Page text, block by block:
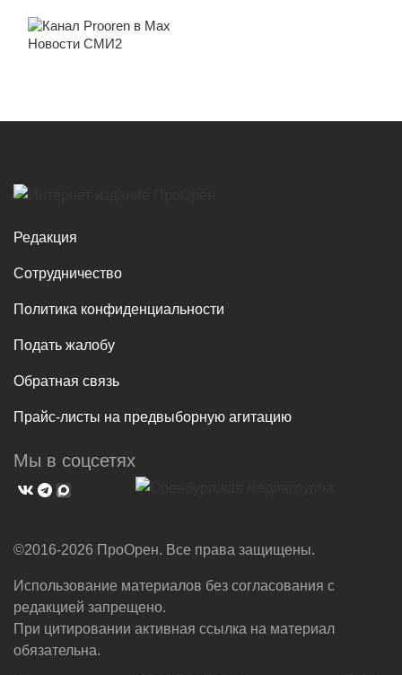
Новости СМИ2
Редакция
Сотрудничество
Политика конфиденциальности
Подать жалобу
Обратная связь
Прайс-листы на предвыборную агитацию
Мы в соцсетях
©2016-2026 ПроОрен. Все права защищены.
Использование материалов без согласования с
редакцией запрещено.
При цитировании активная ссылка на материал
обязательна.